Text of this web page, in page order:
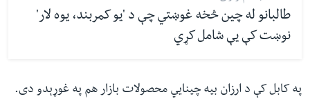
طالبانو له چین څخه غوښتي چې د 'یو کمربند، یوه لار'
نوښت کې یې شامل کړي
په کابل کې د ارزان بیه چینايي محصولات بازار هم په غوړېدو دی.